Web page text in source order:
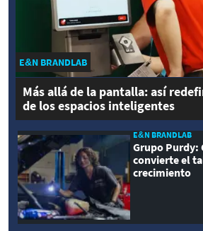
E&N BRANDLAB
Más allá de la pantalla: así
de los espacios inteligentes
E&N BRANDLAB
Grupo Purdy:
convierte el
crecimiento